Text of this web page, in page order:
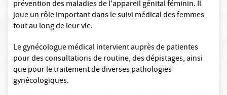
prévention des maladies de l'appareil génital féminin. Il
joue un rôle important dans le suivi médical des femmes
tout au long de leur vie.
Le gynécologue médical intervient auprès de patientes
pour des consultations de routine, des dépistages, ainsi
que pour le traitement de diverses pathologies
gynécologiques.